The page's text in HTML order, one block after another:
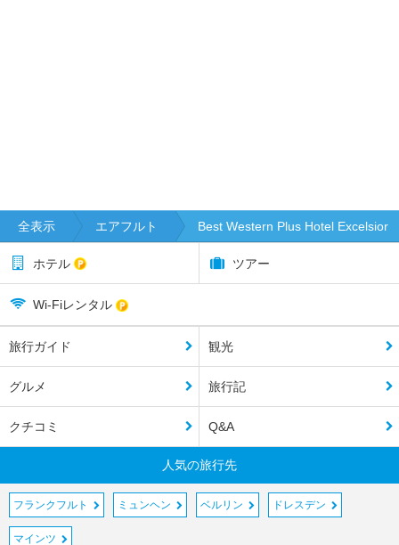
全表示 エアフルト Best Western Plus Hotel Excelsior
ホテル ツアー
Wi-Fiレンタル
旅行ガイド 観光
グルメ 旅行記
クチコミ Q&A
人気の旅行先
フランクフルト ミュンヘン ベルリン ドレスデン
マインツ